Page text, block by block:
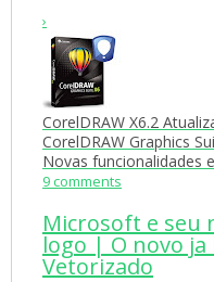
›
CorelDRAW X6.2
CorelDRAW Graphics
Novas funcionalidades
9 comments
Microsoft e seu
logo | O novo ja
Vetorizado